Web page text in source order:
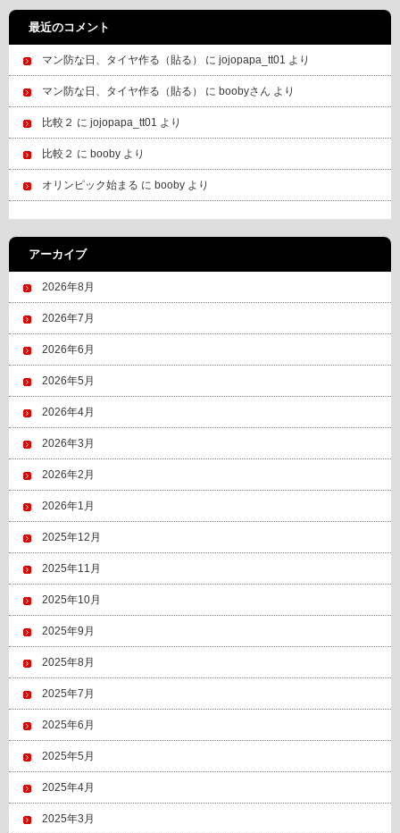
最近のコメント
マン防な日、タイヤ作る（貼る） に jojopapa_tt01 より
マン防な日、タイヤ作る（貼る） に boobyさん より
比較２ に jojopapa_tt01 より
比較２ に booby より
オリンピック始まる に booby より
アーカイブ
2026年8月
2026年7月
2026年6月
2026年5月
2026年4月
2026年3月
2026年2月
2026年1月
2025年12月
2025年11月
2025年10月
2025年9月
2025年8月
2025年7月
2025年6月
2025年5月
2025年4月
2025年3月